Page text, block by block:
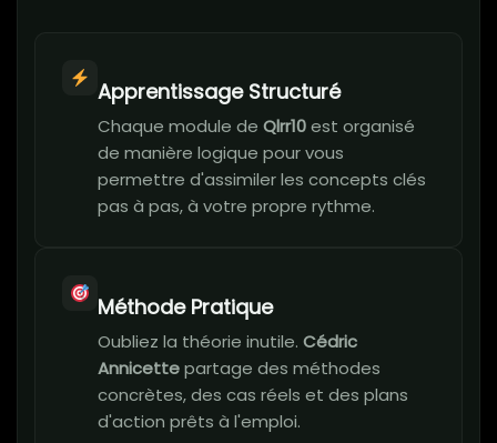
Apprentissage Structuré
Chaque module de Qlrr10est organisé
de manière logique pour vous
permettre d'assimiler les concepts clés
pas à pas, à votre propre rythme.
Méthode Pratique
Oubliez la théorie inutile. Cédric
Annicettepartage des méthodes
concrètes, des cas réels et des plans
d'action prêts à l'emploi.